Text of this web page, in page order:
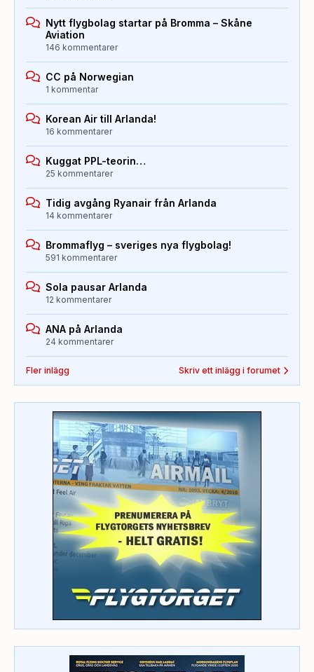
Nytt flygbolag startar på Bromma – Skåne
Aviation
146 kommentarer
CC på Norwegian
1 kommentar
Korean Air till Arlanda!
16 kommentarer
Kuggat PPL-teorin…
25 kommentarer
Tidig avgång Ryanair från Arlanda
14 kommentarer
Brommaflyg – sveriges nya flygbolag!
591 kommentarer
Sola pausar Arlanda
12 kommentarer
ANA på Arlanda
24 kommentarer
Fler inlägg Skriv ett inlägg i forumet